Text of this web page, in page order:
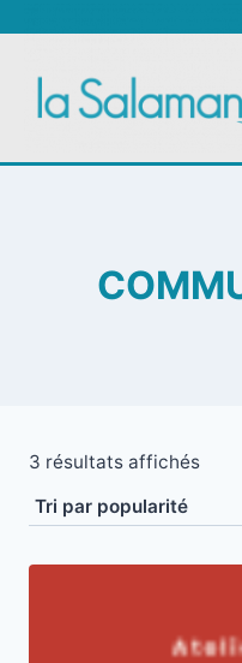
3 résultats affichés